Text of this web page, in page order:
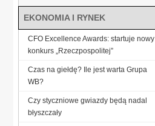
EKONOMIA I RYNEK
CFO Excellence Awards: startuje nowy
konkurs „Rzeczpospolitej”
Czas na giełdę? Ile jest warta Grupa
WB?
Czy styczniowe gwiazdy będą nadal
błyszczały